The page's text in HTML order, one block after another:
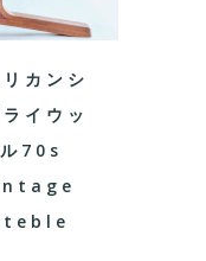
カンシ
イウッ
70s